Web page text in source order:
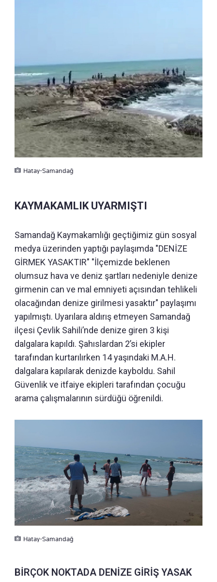
Hatay-Samandağ
KAYMAKAMLIK UYARMIŞTI
Samandağ Kaymakamlığı geçtiğimiz gün sosyal
medya üzerinden yaptığı paylaşımda "DENİZE
GİRMEK YASAKTIR" "İlçemizde beklenen
olumsuz hava ve deniz şartları nedeniyle denize
girmenin can ve mal emniyeti açısından tehlikeli
olacağından denize girilmesi yasaktır" paylaşımı
yapılmıştı. Uyarılara aldırış etmeyen Samandağ
ilçesi Çevlik Sahili’nde denize giren 3 kişi
dalgalara kapıldı. Şahıslardan 2’si ekipler
tarafından kurtarılırken 14 yaşındaki M.A.H.
dalgalara kapılarak denizde kayboldu. Sahil
Güvenlik ve itfaiye ekipleri tarafından çocuğu
arama çalışmalarının sürdüğü öğrenildi.
Hatay-Samandağ
BİRÇOK NOKTADA DENİZE GİRİŞ YASAK